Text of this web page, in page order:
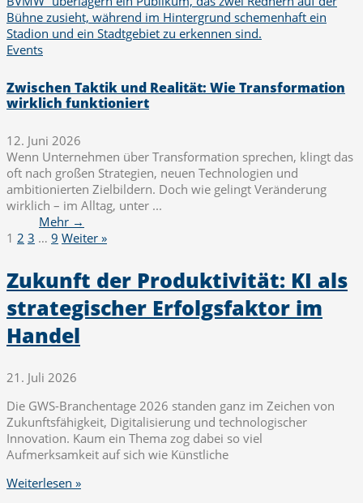
Events
Zwischen Taktik und Realität: Wie Transformation
wirklich funktioniert
12. Juni 2026
Wenn Unternehmen über Transformation sprechen, klingt das
oft nach großen Strategien, neuen Technologien und
ambitionierten Zielbildern. Doch wie gelingt Veränderung
wirklich – im Alltag, unter ...
Mehr →
1 2 3 … 9 Weiter »
Zukunft der Produktivität: KI als
strategischer Erfolgsfaktor im
Handel
21. Juli 2026
Die GWS-Branchentage 2026 standen ganz im Zeichen von
Zukunftsfähigkeit, Digitalisierung und technologischer
Innovation. Kaum ein Thema zog dabei so viel
Aufmerksamkeit auf sich wie Künstliche
Weiterlesen »